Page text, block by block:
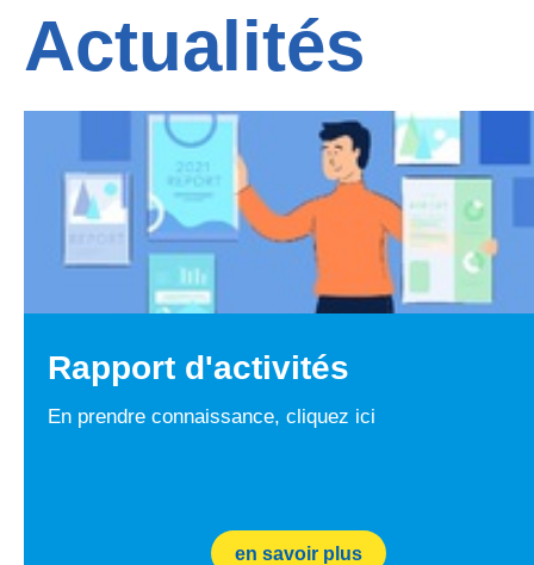
Actualités
Rapport d'activités
En prendre connaissance, cliquez ici
en savoir plus